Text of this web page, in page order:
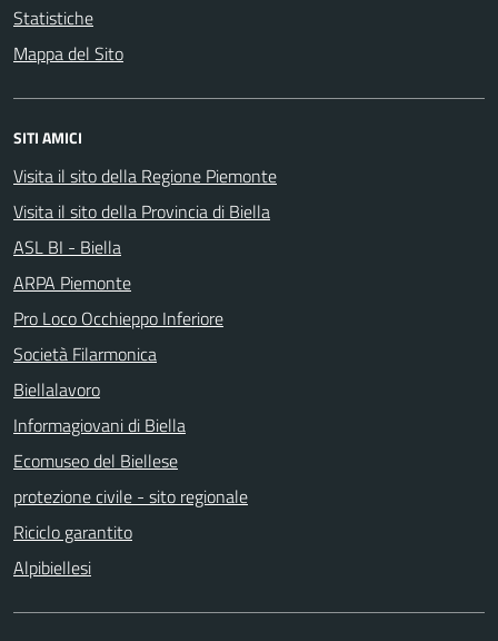
Statistiche
Mappa del Sito
SITI AMICI
Visita il sito della Regione Piemonte
Visita il sito della Provincia di Biella
ASL BI - Biella
ARPA Piemonte
Pro Loco Occhieppo Inferiore
Società Filarmonica
Biellalavoro
Informagiovani di Biella
Ecomuseo del Biellese
protezione civile - sito regionale
Riciclo garantito
Alpibiellesi